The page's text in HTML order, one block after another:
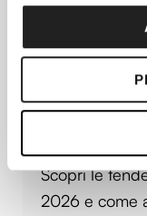
sull'icona di
raccogliere
geografica,
Identificare
attivamente
(impronte
Articoli più
Le 5 Tendenze
Scopri le
2026 e come